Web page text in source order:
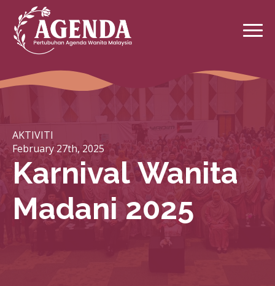
AKTIVITI
February 27th, 2025
Karnival Wanita
Madani 2025